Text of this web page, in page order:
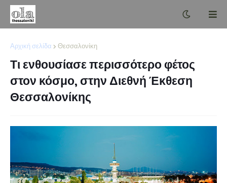
Αρχική σελίδα Θεσσαλονίκη
Τι ενθουσίασε περισσότερο φέτος
στον κόσμο, στην Διεθνή Έκθεση
Θεσσαλονίκης